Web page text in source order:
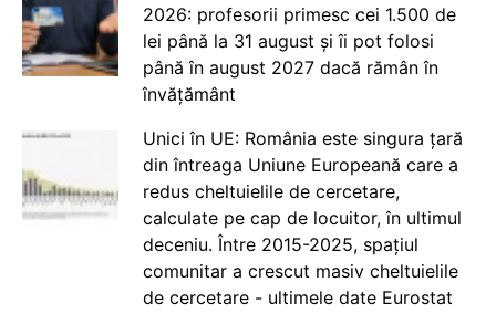
2026: profesorii primesc cei 1.500 de
lei până la 31 august și îi pot folosi
până în august 2027 dacă rămân în
învățământ
Unici în UE: România este singura țară
din întreaga Uniune Europeană care a
redus cheltuielile de cercetare,
calculate pe cap de locuitor, în ultimul
deceniu. Între 2015-2025, spațiul
comunitar a crescut masiv cheltuielile
de cercetare - ultimele date Eurostat